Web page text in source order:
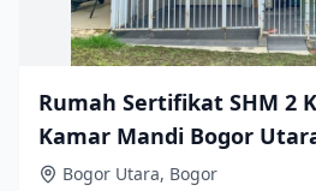
Rumah Sertifikat SHM 2
Kamar Mandi Bogor
Bogor Utara, Bogor